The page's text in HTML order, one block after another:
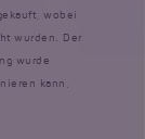
wobei
wurden. Der
wurde
kann,